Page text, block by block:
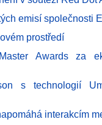
emisí společnosti
prostředí
Awards za
s technologií
interakcím